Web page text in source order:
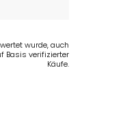
wurde, auch
Basis verifizierter
Käufe.